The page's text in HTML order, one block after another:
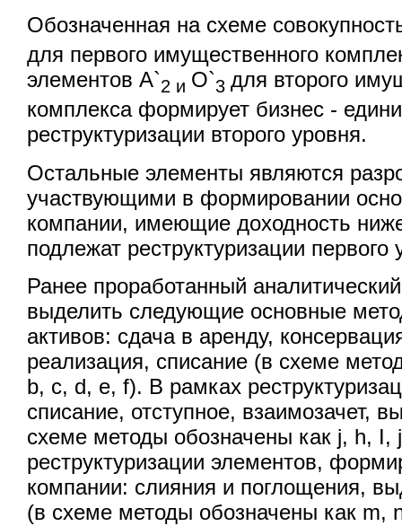
Обозначенная на схеме
для первого имущественного
элементов А`2 и О`3для второго
комплекса формирует бизнес -
реструктуризации второго уровня.
Остальные элементы являются
участвующими в формировании
компании, имеющие доходность
подлежат реструктуризации первого
Ранее проработанный
выделить следующие основные
активов: сдача в аренду,
реализация, списание (в схеме
b, c, d, e, f). В рамках
списание, отступное, взаимозачет,
схеме методы обозначены как j, h,
реструктуризации элементов,
компании: слияния и поглощения,
(в схеме методы обозначены как m,